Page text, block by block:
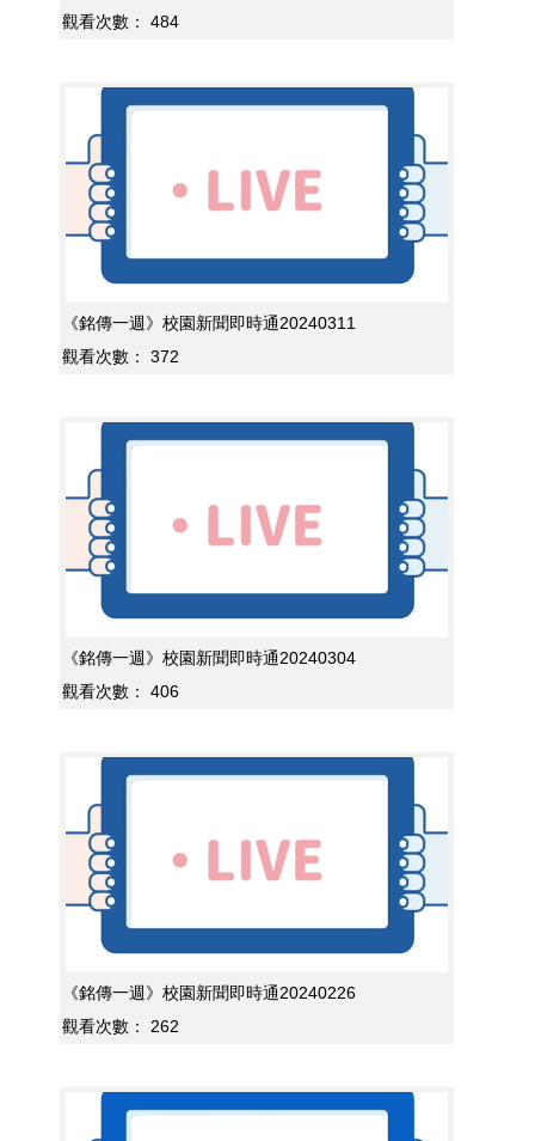
觀看次數：
484
《銘傳一週》校園新聞即時通20240311
觀看次數：
372
《銘傳一週》校園新聞即時通20240304
觀看次數：
406
《銘傳一週》校園新聞即時通20240226
觀看次數：
262